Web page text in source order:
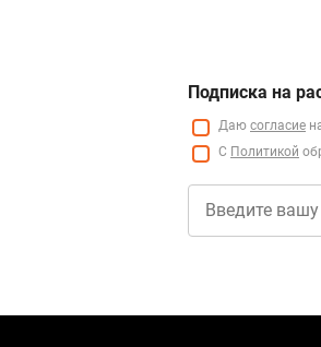
Подписка на
Даю согласие
С Политикой